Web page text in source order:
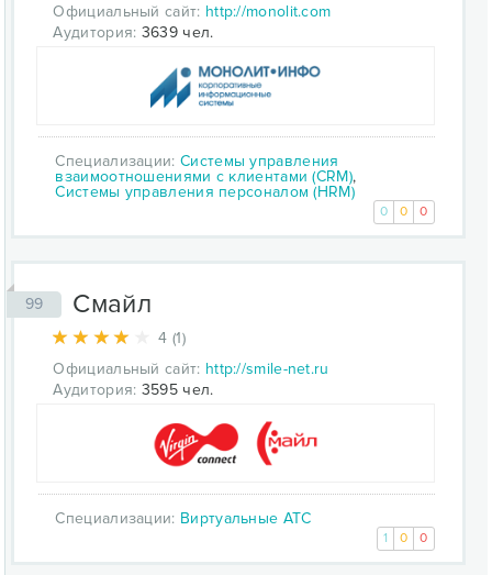
Официальный сайт: http://monolit.com
Аудитория: 3639 чел.
Специализации: Системы управления
взаимоотношениями с клиентами (CRM),
Системы управления персоналом (HRM)
0 0 0
99 Смайл
4 (1)
Официальный сайт: http://smile-net.ru
Аудитория: 3595 чел.
Специализации: Виртуальные АТС
1 0 0